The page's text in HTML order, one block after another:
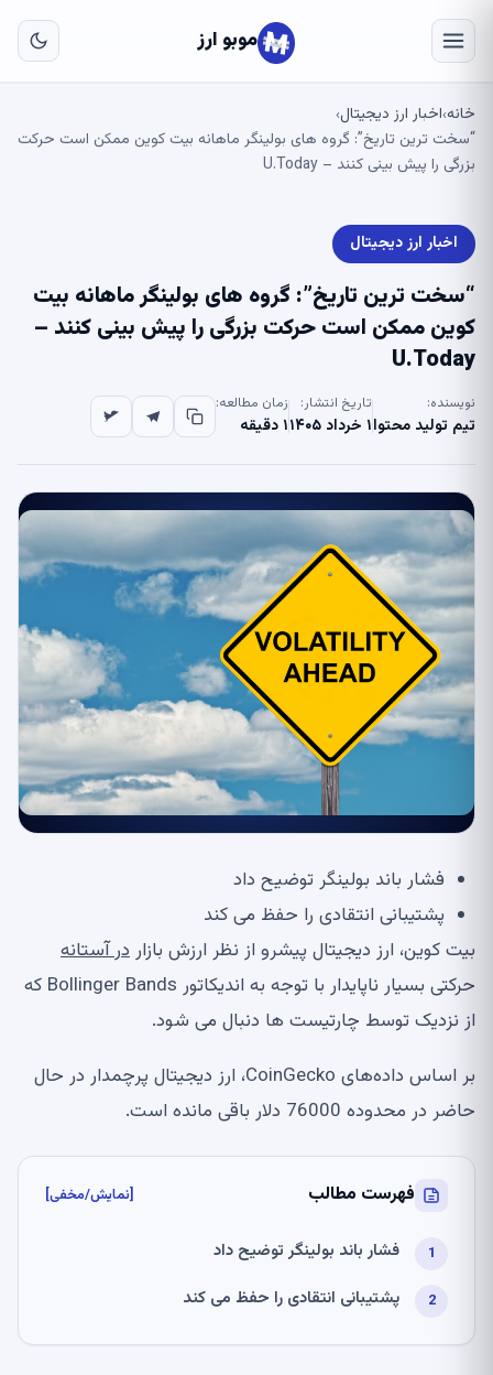
موبو ارز
خانه›اخبار ارز دیجیتال›
“سخت ترین تاریخ”: گروه های بولینگر ماهانه بیت کوین ممکن است حرکت
بزرگی را پیش بینی کنند – U.Today
اخبار ارز دیجیتال
“سخت ترین تاریخ”: گروه های بولینگر ماهانه بیت
کوین ممکن است حرکت بزرگی را پیش بینی کنند –
U.Today
نویسنده:
تیم تولید محتوا
تاریخ انتشار:
۱ خرداد ۱۴۰۵
زمان مطالعه:
۱ دقیقه
فشار باند بولینگر توضیح داد
پشتیبانی انتقادی را حفظ می کند
بیت کوین، ارز دیجیتال پیشرو از نظر ارزش بازار در آستانه
حرکتی بسیار ناپایدار با توجه به اندیکاتور Bollinger Bands که
از نزدیک توسط چارتیست ها دنبال می شود.
بر اساس داده‌های CoinGecko، ارز دیجیتال پرچمدار در حال
حاضر در محدوده 76000 دلار باقی مانده است.
فهرست مطالب [نمایش/مخفی]
فشار باند بولینگر توضیح داد
پشتیبانی انتقادی را حفظ می کند